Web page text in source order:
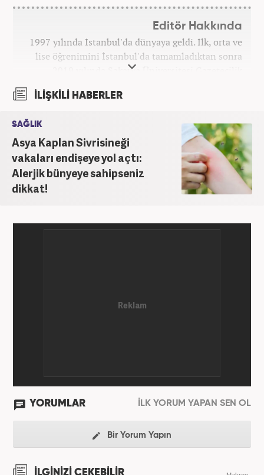
Editör Hakkında
1997 yılında İstanbul'da dünyaya geldi. İlk, orta ve
lise öğrenimini İstanbul'da tamamladıktan sonra
2019 yılında Sakarya Üniversitesi Gazetecilik
Gazetesi ve 2019 yılında TRT'de stajlarını
Grubu bünyesinde yer alan Haber7.com'da mesleki
hayatına devam etmektedir.
İLİŞKİLİ HABERLER
SAĞLIK
Asya Kaplan Sivrisineği
vakaları endişeye yol açtı:
Alerjik bünyeye sahipseniz
dikkat!
YORUMLAR İLK YORUM YAPAN SEN OL
Bir Yorum Yapın